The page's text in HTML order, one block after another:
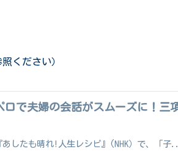
ください）
ロで夫婦の会話がスムーズに！三
あしたも晴れ!人生レシピ』(NHK）で、「子